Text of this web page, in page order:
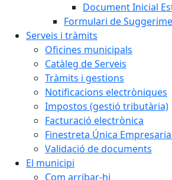
Document Inicial
Formulari de
Serveis i tràmits
Oficines municipals
Catàleg de Serveis
Tràmits i gestions
Notificacions electròniques
Impostos (gestió tributària)
Facturació electrònica
Finestreta Única
Validació de documents
El municipi
Com arribar-hi